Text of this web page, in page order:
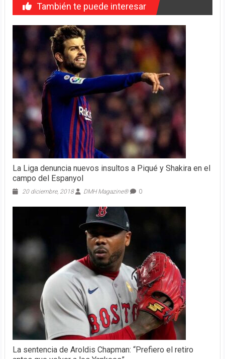
También te puede interesar
La Liga denuncia nuevos insultos a Piqué y Shakira en el
campo del Espanyol
20 diciembre, 2018 DMH Magazine® 0
La sentencia de Aroldis Chapman: “Prefiero el retiro